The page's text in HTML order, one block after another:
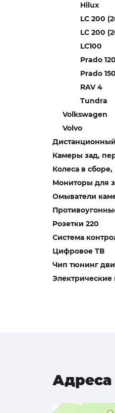
Hilux
LC 200
LC 200
LC100
Prado 120
Prado 150
RAV 4
Tundra
Volkswagen
Volvo
Дистанционный
Камеры зад,
Колеса в
Мониторы для
Омыватели
Розетки 220
Система
Цифровое ТВ
Чип тюнинг
Электрические
Адреса